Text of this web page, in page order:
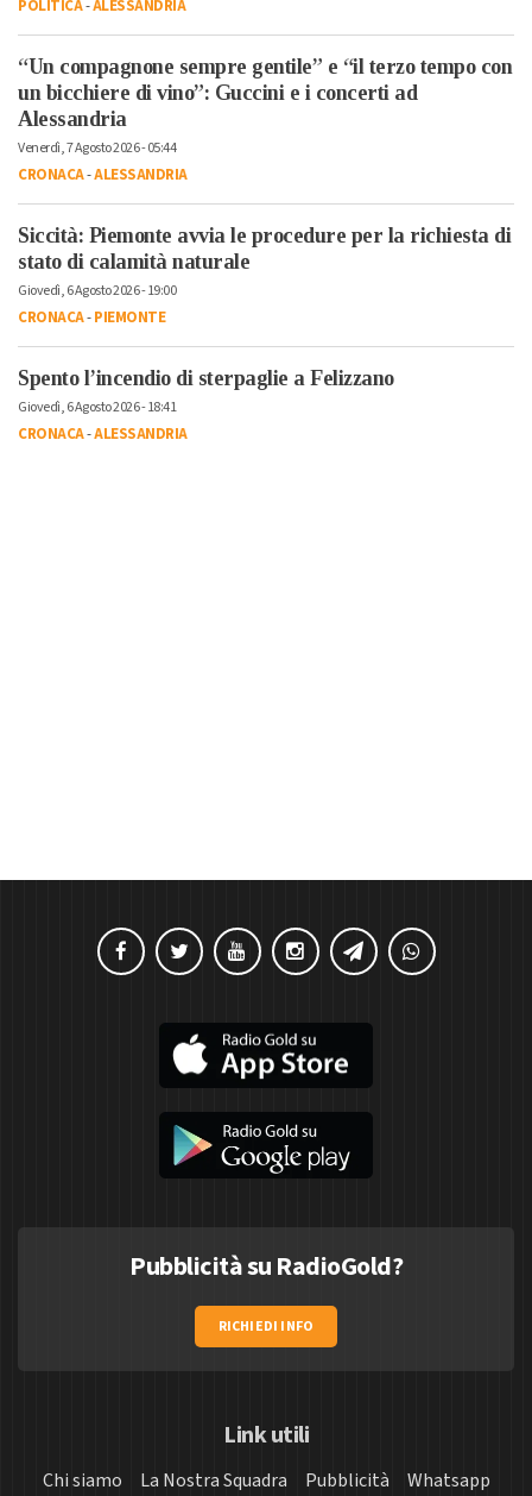
POLITICA-ALESSANDRIA
“Un compagnone sempre gentile” e “il terzo tempo con
un bicchiere di vino”: Guccini e i concerti ad
Alessandria
Venerdì, 7 Agosto 2026 - 05:44
CRONACA-ALESSANDRIA
Siccità: Piemonte avvia le procedure per la richiesta di
stato di calamità naturale
Giovedì, 6 Agosto 2026 - 19:00
CRONACA-PIEMONTE
Spento l’incendio di sterpaglie a Felizzano
Giovedì, 6 Agosto 2026 - 18:41
CRONACA-ALESSANDRIA
Pubblicità su RadioGold?
RICHIEDI INFO
Link utili
Chi siamo La Nostra Squadra Pubblicità
Whatsapp